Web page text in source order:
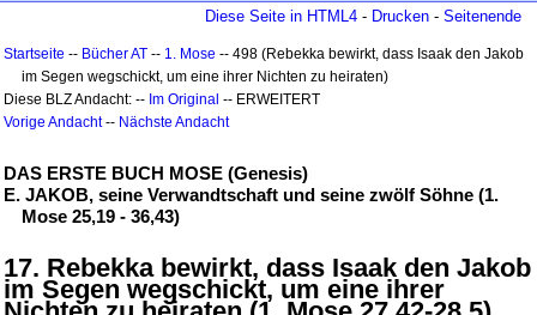
Diese Seite in HTML4 - Drucken - Seitenende
Startseite -- Bücher AT -- 1. Mose -- 498 (Rebekka bewirkt, dass Isaak den Jakob
im Segen wegschickt, um eine ihrer Nichten zu heiraten)
Diese BLZ Andacht: -- Im Original -- ERWEITERT
Vorige Andacht-- Nächste Andacht
DAS ERSTE BUCH MOSE (Genesis)
E. JAKOB, seine Verwandtschaft und seine zwölf Söhne (1.
Mose 25,19 - 36,43)
17. Rebekka bewirkt, dass Isaak den Jakob
im Segen wegschickt, um eine ihrer